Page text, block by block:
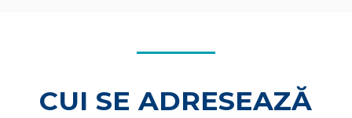
CUI SE ADRESEAZĂ